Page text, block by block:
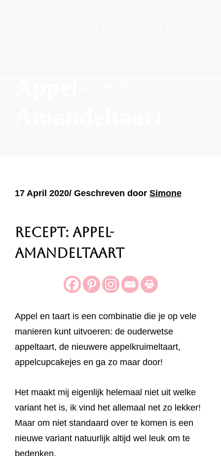
17 April 2020/ Geschreven door Simone
Recept: Appel-
Amandeltaart
Appel en taart is een combinatie die je op vele
manieren kunt uitvoeren: de ouderwetse
appeltaart, de nieuwere appelkruimeltaart,
appelcupcakejes en ga zo maar door!
Het maakt mij eigenlijk helemaal niet uit welke
variant het is, ik vind het allemaal net zo lekker!
Maar om niet standaard over te komen is een
nieuwe variant natuurlijk altijd wel leuk om te
bedenken.